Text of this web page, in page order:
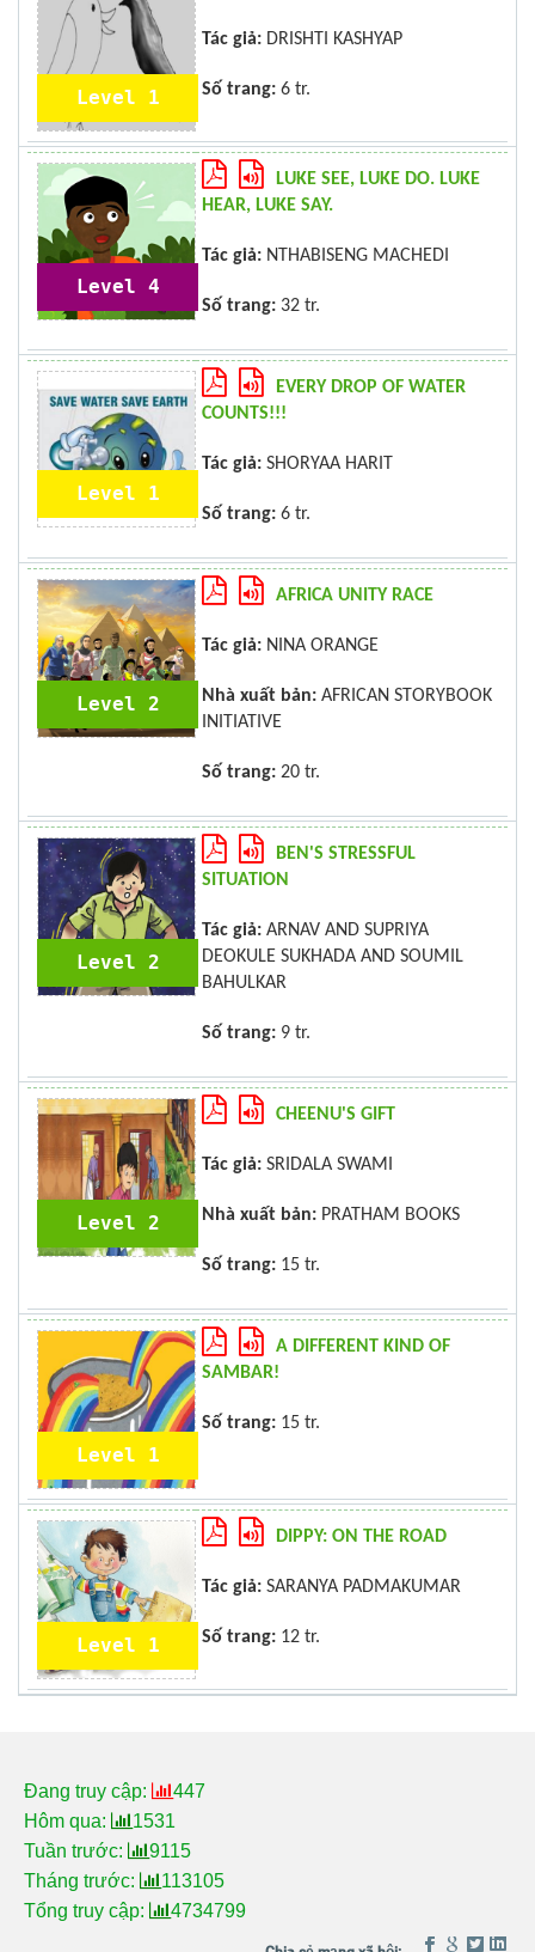
Level 1
Tác giả: DRISHTI KASHYAP
Số trang: 6 tr.
Level 4
LUKE SEE, LUKE DO. LUKE
HEAR, LUKE SAY.
Tác giả: NTHABISENG MACHEDI
Số trang: 32 tr.
Level 1
EVERY DROP OF WATER
COUNTS!!!
Tác giả: SHORYAA HARIT
Số trang: 6 tr.
Level 2
AFRICA UNITY RACE
Tác giả: NINA ORANGE
Nhà xuất bản: AFRICAN STORYBOOK
INITIATIVE
Số trang: 20 tr.
Level 2
BEN'S STRESSFUL
SITUATION
Tác giả: ARNAV AND SUPRIYA
DEOKULE SUKHADA AND SOUMIL
BAHULKAR
Số trang: 9 tr.
Level 2
CHEENU'S GIFT
Tác giả: SRIDALA SWAMI
Nhà xuất bản: PRATHAM BOOKS
Số trang: 15 tr.
Level 1
A DIFFERENT KIND OF
SAMBAR!
Số trang: 15 tr.
Level 1
DIPPY: ON THE ROAD
Tác giả: SARANYA PADMAKUMAR
Số trang: 12 tr.
Đang truy cập:
447
Hôm qua:
1531
Tuần trước:
9115
Tháng trước:
113105
Tổng truy cập:
4734799